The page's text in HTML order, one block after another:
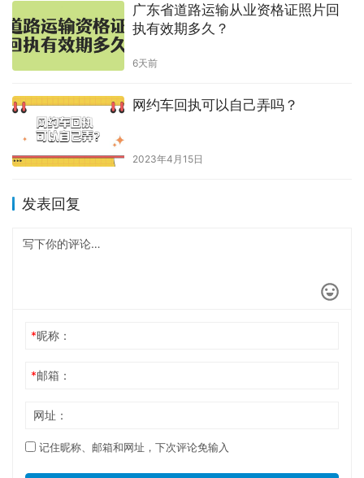
广东省道路运输从业资格证照片回
执有效期多久？
6天前
网约车回执可以自己弄吗？
2023年4月15日
发表回复
*昵称：
*邮箱：
网址：
记住昵称、邮箱和网址，下次评论免输入